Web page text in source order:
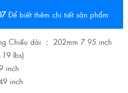
Để biết thêm chi tiết sản phẩm
Chiều dài ： 202mm 7.95 inch
lbs)
inch
inch